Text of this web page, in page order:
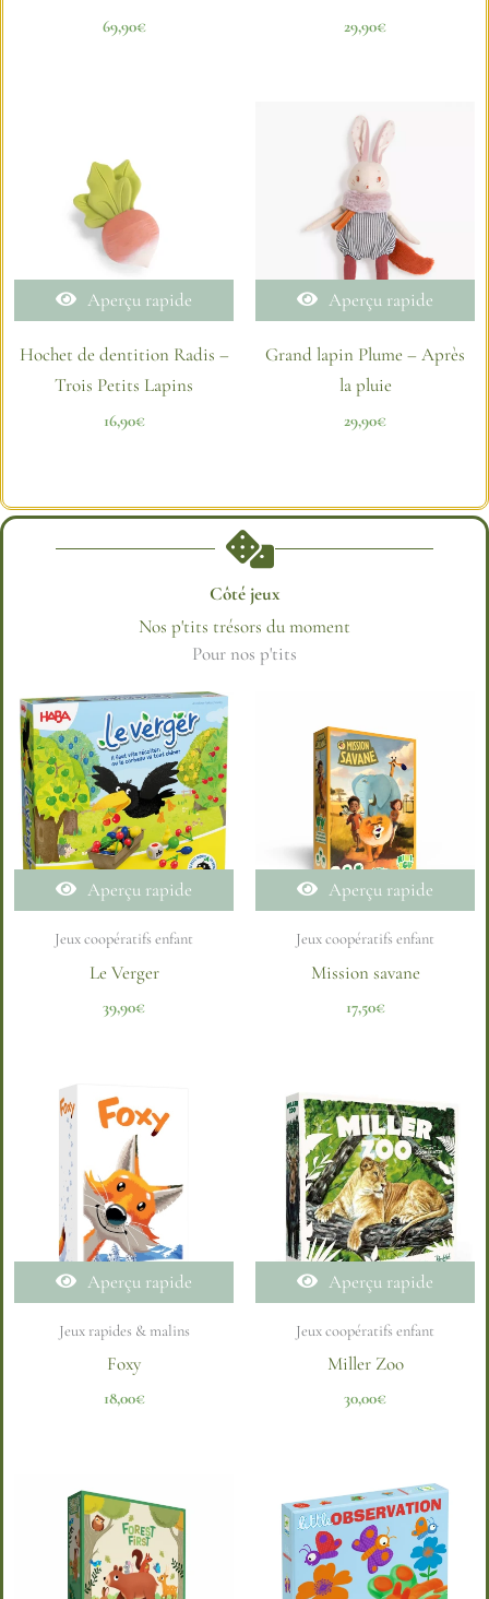
69,90€ 29,90€
Aperçu rapide
Hochet de dentition Radis –
Trois Petits Lapins
16,90€
Aperçu rapide
Grand lapin Plume – Après
la pluie
29,90€
Côté jeux
Nos p'tits trésors du moment
Pour
Aperçu rapide
Jeux coopératifs enfant
Le Verger
39,90€
Aperçu rapide
Jeux coopératifs enfant
Mission savane
17,50€
Aperçu rapide
Jeux rapides & malins
Foxy
18,00€
Aperçu rapide
Jeux coopératifs enfant
Miller Zoo
30,00€